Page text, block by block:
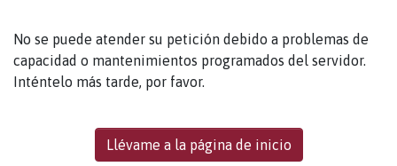
No se puede atender su petición debido a problemas de
capacidad o mantenimientos programados del servidor.
Inténtelo más tarde, por favor.
Llévame a la página de inicio